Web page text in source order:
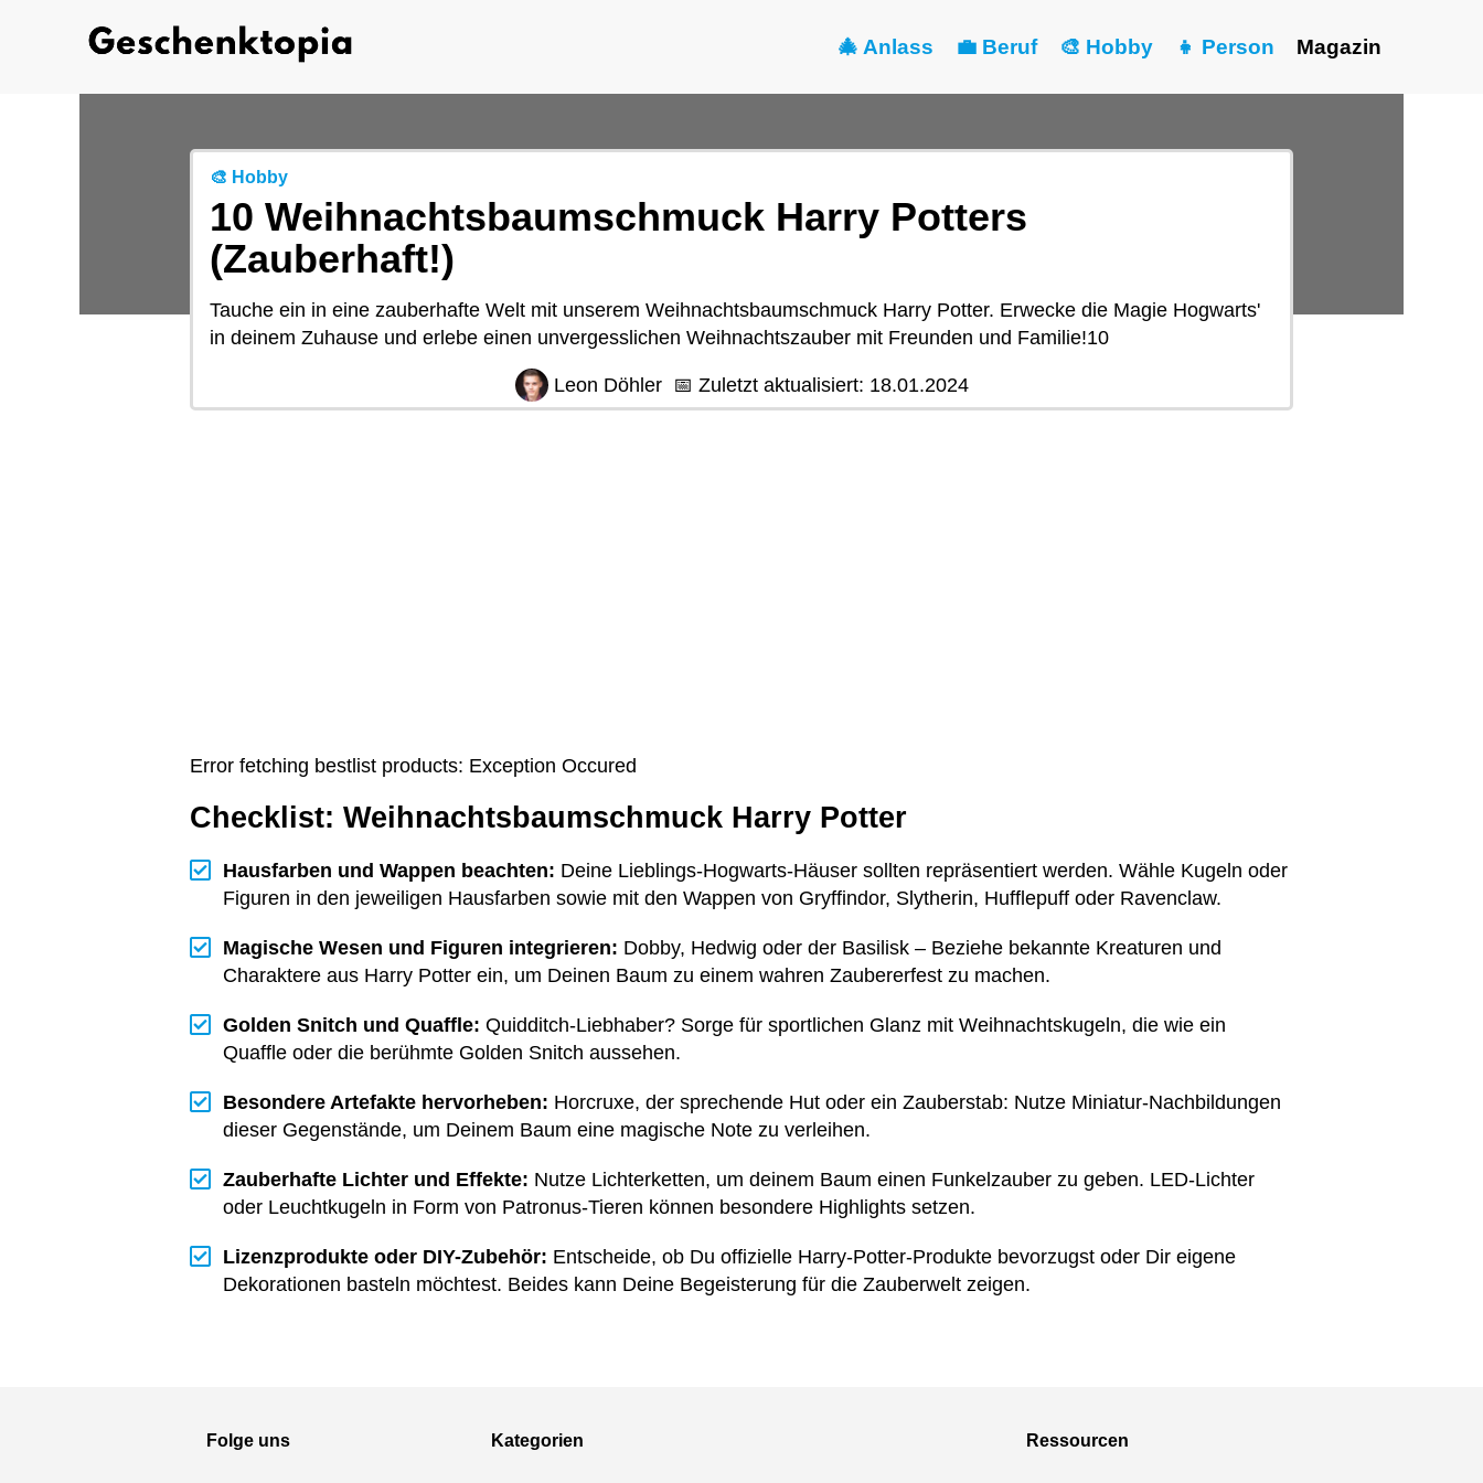
🎄 Anlass 💼 Beruf 🎨 Hobby 👧 Person Magazin
🎨 Hobby
10 Weihnachtsbaumschmuck Harry Potters
(Zauberhaft!)
Tauche ein in eine zauberhafte Welt mit unserem Weihnachtsbaumschmuck Harry Potter. Erwecke die Magie Hogwarts'
in deinem Zuhause und erlebe einen unvergesslichen Weihnachtszauber mit Freunden und Familie!10
Leon Döhler 📅 Zuletzt aktualisiert: 18.01.2024
Error fetching bestlist products: Exception Occured
Checklist: Weihnachtsbaumschmuck Harry Potter
Hausfarben und Wappen beachten: Deine Lieblings-Hogwarts-Häuser sollten repräsentiert werden. Wähle Kugeln oder
Figuren in den jeweiligen Hausfarben sowie mit den Wappen von Gryffindor, Slytherin, Hufflepuff oder Ravenclaw.
Magische Wesen und Figuren integrieren: Dobby, Hedwig oder der Basilisk – Beziehe bekannte Kreaturen und
Charaktere aus Harry Potter ein, um Deinen Baum zu einem wahren Zaubererfest zu machen.
Golden Snitch und Quaffle: Quidditch-Liebhaber? Sorge für sportlichen Glanz mit Weihnachtskugeln, die wie ein
Quaffle oder die berühmte Golden Snitch aussehen.
Besondere Artefakte hervorheben: Horcruxe, der sprechende Hut oder ein Zauberstab: Nutze Miniatur-Nachbildungen
dieser Gegenstände, um Deinem Baum eine magische Note zu verleihen.
Zauberhafte Lichter und Effekte: Nutze Lichterketten, um deinem Baum einen Funkelzauber zu geben. LED-Lichter
oder Leuchtkugeln in Form von Patronus-Tieren können besondere Highlights setzen.
Lizenzprodukte oder DIY-Zubehör: Entscheide, ob Du offizielle Harry-Potter-Produkte bevorzugst oder Dir eigene
Dekorationen basteln möchtest. Beides kann Deine Begeisterung für die Zauberwelt zeigen.
Folge uns Kategorien Ressourcen